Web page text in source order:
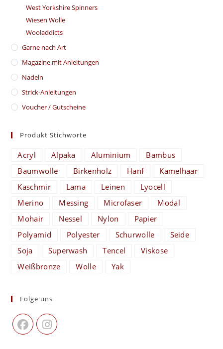
West Yorkshire Spinners
Wiesen Wolle
Wooladdicts
Garne nach Art
Magazine mit Anleitungen
Nadeln
Strick-Anleitungen
Voucher / Gutscheine
Produkt Stichworte
Acryl Alpaka Aluminium
Bambus
Baumwolle
Birkenholz Hanf
Kamelhaar
Kaschmir
Lama Leinen
Lyocell
Merino
Messing Microfaser
Modal
Mohair
Nessel Nylon
Papier
Polyamid
Polyester Schurwolle
Seide
Soja
Superwash Tencel
Viskose
Weißbronze
Wolle Yak
Folge uns